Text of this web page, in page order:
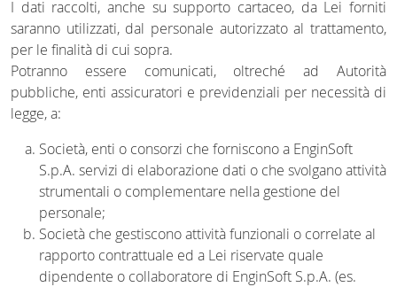
I dati raccolti, anche su supporto cartaceo, da Lei forniti
saranno utilizzati, dal personale autorizzato al trattamento,
per le finalità di cui sopra.
Potranno essere comunicati, oltreché ad Autorità
pubbliche, enti assicuratori e previdenziali per necessità di
legge, a:
Società, enti o consorzi che forniscono a EnginSoft
S.p.A. servizi di elaborazione dati o che svolgano attività
strumentali o complementare nella gestione del
personale;
Società che gestiscono attività funzionali o correlate al
rapporto contrattuale ed a Lei riservate quale
dipendente o collaboratore di EnginSoft S.p.A. (es.